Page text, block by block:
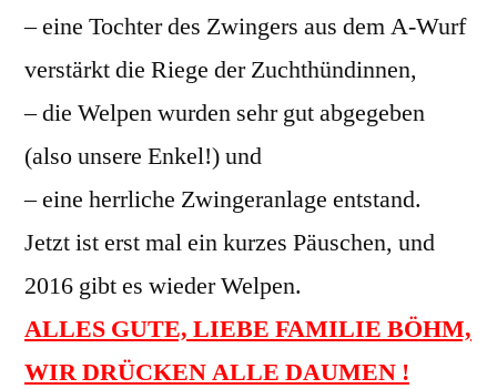
– eine Tochter des Zwingers aus dem A-Wurf
verstärkt die Riege der Zuchthündinnen,
– die Welpen wurden sehr gut abgegeben
(also unsere Enkel!) und
– eine herrliche Zwingeranlage entstand.
Jetzt ist erst mal ein kurzes Päuschen, und
2016 gibt es wieder Welpen.
ALLES GUTE, LIEBE FAMILIE BÖHM,
WIR DRÜCKEN ALLE DAUMEN !